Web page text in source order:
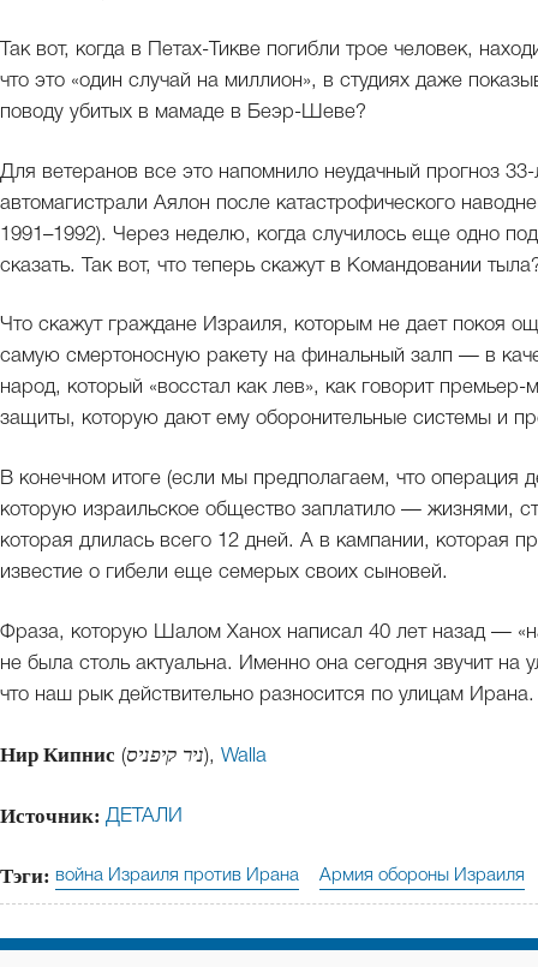
Так вот, когда в Петах-Тикве погибли трое человек,
что это «один случай на миллион», в студиях даже
поводу убитых в мамаде в Беэр-Шеве?
Для ветеранов все это напомнило неудачный прогноз
автомагистрали Аялон после катастрофического
1991–1992). Через неделю, когда случилось еще одно
сказать. Так вот, что теперь скажут в Командовании
Что скажут граждане Израиля, которым не дает покоя
самую смертоносную ракету на финальный залп — в
народ, который «восстал как лев», как говорит
защиты, которую дают ему оборонительные системы и
В конечном итоге (если мы предполагаем, что операция
которую израильское общество заплатило — жизнями,
которая длилась всего 12 дней. А в кампании, которая
известие о гибели еще семерых своих сыновей.
Фраза, которую Шалом Ханох написал 40 лет назад —
не была столь актуальна. Именно она сегодня звучит
что наш рык действительно разносится по улицам Ирана.
Нир Кипнис (ניר קיפניס), Walla
Источник: ДЕТАЛИ
Тэги: война Израиля против Ирана Армия обороны Израиля